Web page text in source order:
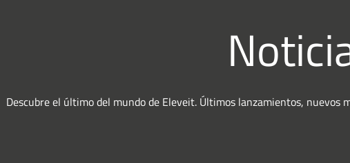
Descubre el último del mundo de Eleveit. Últimos lanzamientos, nuevos